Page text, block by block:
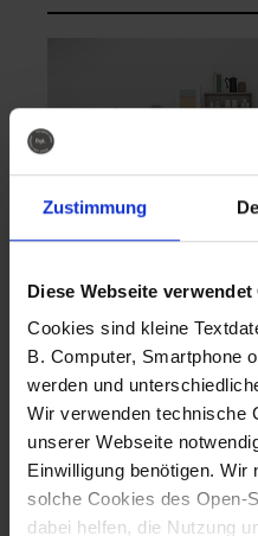
Zustimmung
Diese Webseite verwendet
Cookies sind kleine
B. Computer, Smartphone
werden und
Wir verwenden technische
unserer Webseite
Einwilligung benötigen. Wir
solche Cookies des Open-
dabei helfen, die Nutzung
Fotografo: Lorenz
Sternbach
Download